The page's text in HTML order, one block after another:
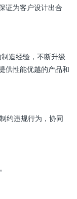
证为客户设计出合
造经验，不断升级
供性能优越的产品和
约违规行为，协同